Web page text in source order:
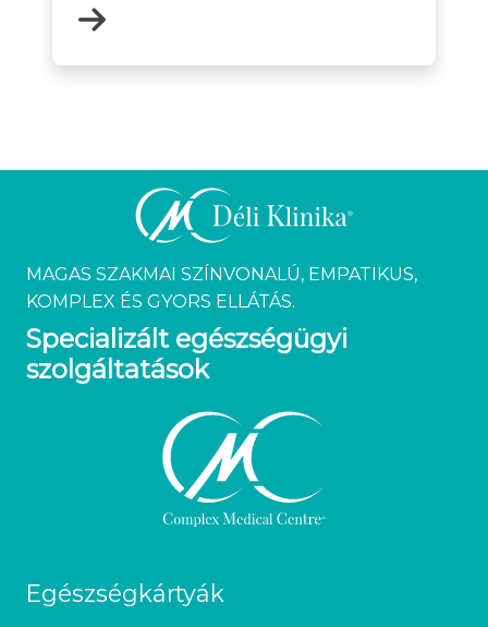
MAGAS SZAKMAI SZÍNVONALÚ, EMPATIKUS,
KOMPLEX ÉS GYORS ELLÁTÁS.
Specializált egészségügyi
szolgáltatások
Egészségkártyák